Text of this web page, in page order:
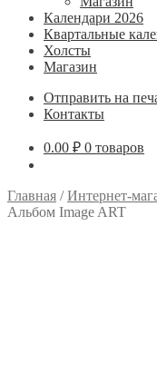
Календари 2026
Квартальные
Холсты
Магазин
Отправить на
Контакты
0.00 ₽ 0 товаров
Главная /Интернет-
Альбом Image ART